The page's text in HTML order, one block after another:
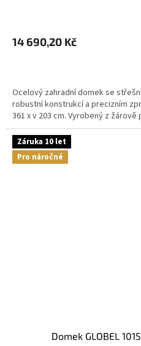
14 690,20 Kč
Ocelový zahradní domek se
robustní konstrukcí a precizním
361 x v 203 cm. Vyrobený z žárově
Záruka 10 let
Pro náročné
domek GLOBEL